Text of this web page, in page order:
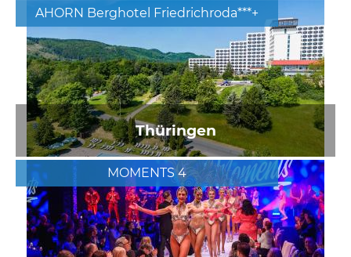
AHORN Berghotel Friedrichroda***+
Thüringen
MOMENTS 4